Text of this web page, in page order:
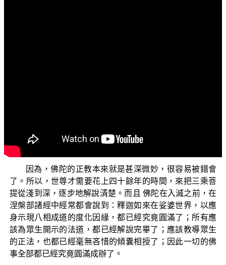
顯正，把正法和邪法之間的差別說明清楚，這樣大家才能
夠瞭解什麼是正法，也才不會被邪法所誤導。
因為，佛陀的正教本來就是甚深微妙，很容易被錯會
了。所以，世尊才需要花上四十餘年的時間，來把三乘菩
提從淺到深，逐步地解說清楚。而且 佛陀在入滅之前，在
涅槃部諸經中經常都會說到：釋迦如來在娑婆世界，以應
身示現八相成道的度化因緣，都已經究竟圓滿了；所有應
該為眾生開示的法道，都已經解說完畢了；應該教導眾生
的正法，也都已經毫無吝惜的傾囊相授了；因此一切的佛
事全部都已經究竟圓滿成辦了。